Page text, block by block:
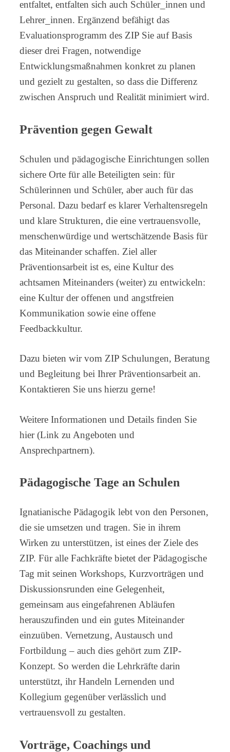
entfaltet, entfalten sich auch Schüler_innen und
Lehrer_innen. Ergänzend befähigt das
Evaluationsprogramm des ZIP Sie auf Basis
dieser drei Fragen, notwendige
Entwicklungsmaßnahmen konkret zu planen
und gezielt zu gestalten, so dass die Differenz
zwischen Anspruch und Realität minimiert wird.
Prävention gegen Gewalt
Schulen und pädagogische Einrichtungen sollen
sichere Orte für alle Beteiligten sein: für
Schülerinnen und Schüler, aber auch für das
Personal. Dazu bedarf es klarer Verhaltensregeln
und klare Strukturen, die eine vertrauensvolle,
menschenwürdige und wertschätzende Basis für
das Miteinander schaffen. Ziel aller
Präventionsarbeit ist es, eine Kultur des
achtsamen Miteinanders (weiter) zu entwickeln:
eine Kultur der offenen und angstfreien
Kommunikation sowie eine offene
Feedbackkultur.
Dazu bieten wir vom ZIP Schulungen, Beratung
und Begleitung bei Ihrer Präventionsarbeit an.
Kontaktieren Sie uns hierzu gerne!
Weitere Informationen und Details finden Sie
hier (Link zu Angeboten und
Ansprechpartnern).
Pädagogische Tage an Schulen
Ignatianische Pädagogik lebt von den Personen,
die sie umsetzen und tragen. Sie in ihrem
Wirken zu unterstützen, ist eines der Ziele des
ZIP. Für alle Fachkräfte bietet der Pädagogische
Tag mit seinen Workshops, Kurzvorträgen und
Diskussionsrunden eine Gelegenheit,
gemeinsam aus eingefahrenen Abläufen
herauszufinden und ein gutes Miteinander
einzuüben. Vernetzung, Austausch und
Fortbildung – auch dies gehört zum ZIP-
Konzept. So werden die Lehrkräfte darin
unterstützt, ihr Handeln Lernenden und
Kollegium gegenüber verlässlich und
vertrauensvoll zu gestalten.
Vorträge, Coachings und